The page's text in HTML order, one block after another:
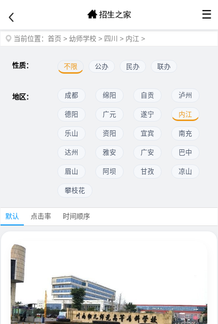
☰
当前位置： 首页 > 幼师学校 > 四川 > 内江 >
性质： 不限 公办 民办 联办
地区： 成都 绵阳 自贡 泸州
德阳 广元 遂宁 内江
乐山 资阳 宜宾 南充
达州 雅安 广安 巴中
眉山 阿坝 甘孜 凉山
攀枝花
默认 点击率 时间顺序